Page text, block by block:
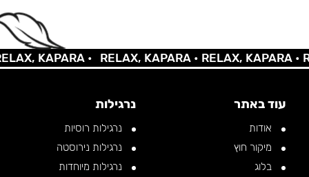
KAPARA • RELAX, KAPARA •RELAX, KAPARA •
עוד באתר
אודות
מיקור חוץ
בלוג
נרגילות
נרגילות רוסיות
נרגילות נירוסטה
נרגילות מיוחדות